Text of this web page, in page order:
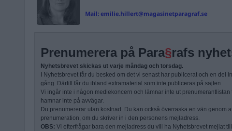
Mail:emilie.hillert@magasinetparagraf.se
Prenumerera på Para§rafs
Nyhetsbrevet skickas ut varje måndag och torsdag.
I Nyhetsbrevet får du besked om det vi senast har publicerat och en del
gång. Därtill får du ibland extramaterial som inte publiceras på sajten.
Vi ingår inte i någon mediekoncern och lämnar inte ut
hamnar inte på avvägar.
Du prenumererar utan kostnad. Du kan också överraska en vän genom
prenumeration, om du skriver in i den personens mejladress.
OBS: Vi efterfrågar bara den mejladress du vill ha Nyhetsbrevet mejlat